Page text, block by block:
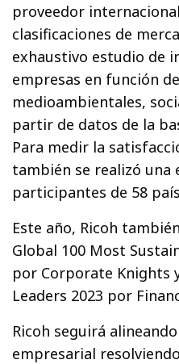
proveedor
clasificaciones de
exhaustivo estudio de
empresas en función
medioambientales,
partir de datos de la
Para medir la
también se realizó una
participantes de 58
Este año, Ricoh
Global 100 Most
por Corporate Knights
Leaders 2023 por
Ricoh seguirá
empresarial